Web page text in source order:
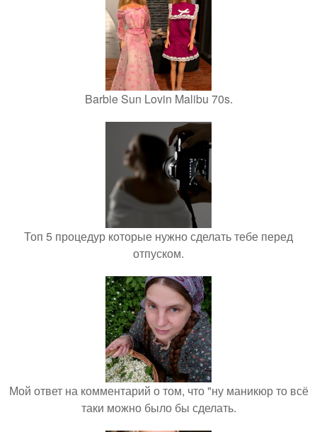
Barbie Sun Lovin Malibu 70s.
Топ 5 процедур которые нужно сделать тебе перед
отпуском.
Мой ответ на комментарий о том, что "ну маникюр то всё
таки можно было бы сделать.